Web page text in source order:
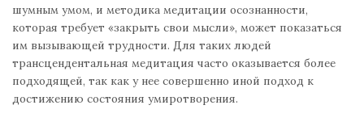
шумным умом, и методика медитации осознанности,
которая требует «закрыть свои мысли», может показаться
им вызывающей трудности. Для таких людей
трансцендентальная медитация часто оказывается более
подходящей, так как у нее совершенно иной подход к
достижению состояния умиротворения.